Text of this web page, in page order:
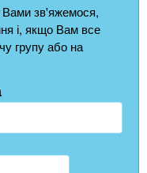
зв'яжемося,
і, якщо Вам все
групу або на